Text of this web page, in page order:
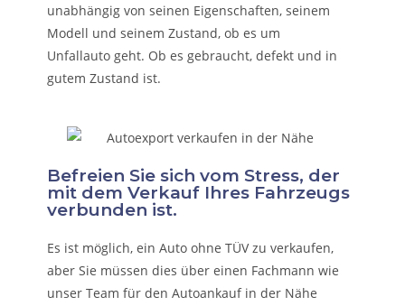
unabhängig von seinen Eigenschaften, seinem
Modell und seinem Zustand, ob es um
Unfallauto geht. Ob es gebraucht, defekt und in
gutem Zustand ist.
Befreien Sie sich vom Stress, der
mit dem Verkauf Ihres Fahrzeugs
verbunden ist.
Es ist möglich, ein Auto ohne TÜV zu verkaufen,
aber Sie müssen dies über einen Fachmann wie
unser Team für den Autoankauf in der Nähe